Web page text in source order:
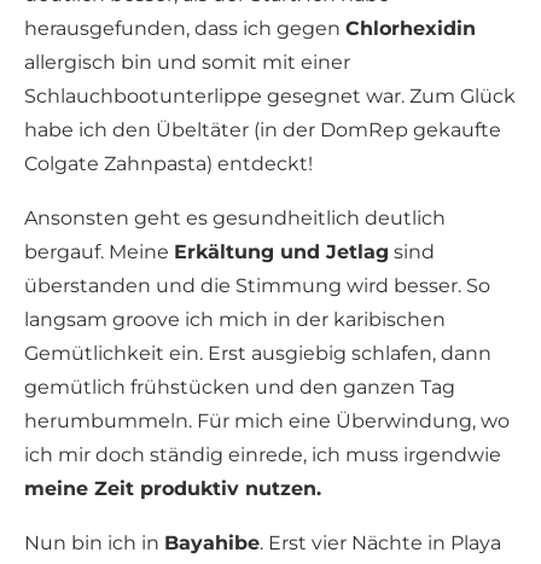
herausgefunden, dass ich gegen Chlorhexidin
allergisch bin und somit mit einer
Schlauchbootunterlippe gesegnet war. Zum Glück
habe ich den Übeltäter (in der DomRep gekaufte
Colgate Zahnpasta) entdeckt!
Ansonsten geht es gesundheitlich deutlich
bergauf. Meine Erkältung und Jetlag sind
überstanden und die Stimmung wird besser. So
langsam groove ich mich in der karibischen
Gemütlichkeit ein. Erst ausgiebig schlafen, dann
gemütlich frühstücken und den ganzen Tag
herumbummeln. Für mich eine Überwindung, wo
ich mir doch ständig einrede, ich muss irgendwie
meine Zeit produktiv nutzen.
Nun bin ich in Bayahibe. Erst vier Nächte in Playa